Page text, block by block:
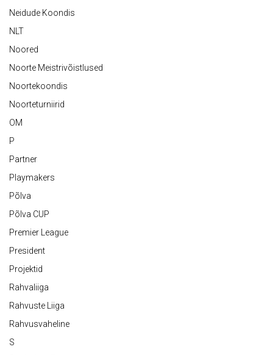
Neidude Koondis
NLT
Noored
Noorte Meistrivõistlused
Noortekoondis
Noorteturniirid
OM
P
Partner
Playmakers
Põlva
Põlva CUP
Premier League
President
Projektid
Rahvaliiga
Rahvuste Liiga
Rahvusvaheline
S